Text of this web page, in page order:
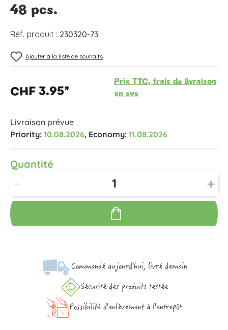
48 pcs.
Réf. produit : 230320-73
Ajouter à la liste de souhaits
CHF 3.95*
Prix TTC, frais de livraison
en sus
Livraison prévue
Priority: 10.08.2026, Economy: 11.08.2026
Quantité
Commandé aujourd'hui, livré demain
Sécurité des produits testée
Possibilité d'enlèvement à l'entrepôt